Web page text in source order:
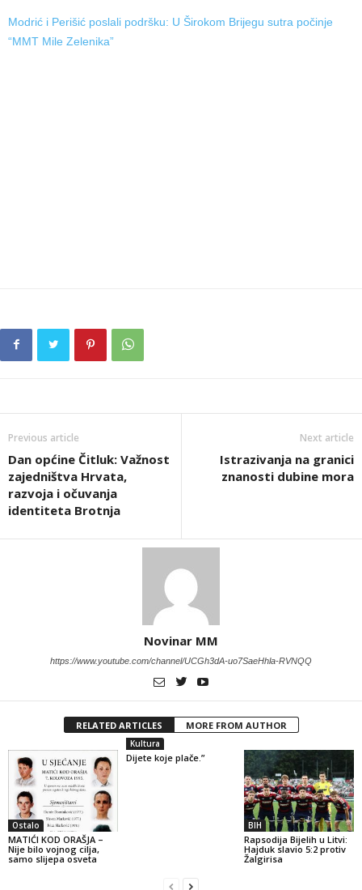
Modrić i Perišić poslali podršku: U Širokom Brijegu sutra počinje
“MMT Mile Zelenika”
Previous article
Dan općine Čitluk: Važnost
zajedništva Hrvata,
razvoja i očuvanja
identiteta Brotnja
Next article
Istrazivanja na granici
znanosti dubine mora
Novinar MM
https://www.youtube.com/channel/UCGh3dA-uo7SaeHhla-RVNQQ
RELATED ARTICLES MORE FROM AUTHOR
Ostalo
MATIĆI KOD ORAŠJA –
Nije bilo vojnog cilja,
samo slijepa osveta
Kultura
Dijete koje plače.”
BIH
Rapsodija Bijelih u Litvi:
Hajduk slavio 5:2 protiv
Žalgirisa